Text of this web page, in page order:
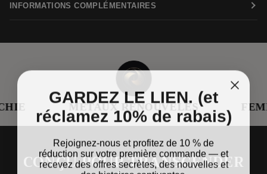
INFORMATIONS COMPLÉMENTAIRES
MÉTAUX RENOUVELÉS
CONÇU POUR TRANSCENDER
GARDEZ LE LIEN. (et
réclamez 10% de rabais)
Rejoignez-nous et profitez de 10 % de
réduction sur votre première commande — et
recevez des offres secrètes, des nouvelles et